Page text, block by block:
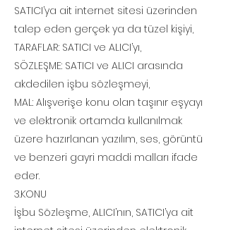
SATICI’ya ait internet sitesi üzerinden
talep eden gerçek ya da tüzel kişiyi,
TARAFLAR: SATICI ve ALICI’yı,
SÖZLEŞME: SATICI ve ALICI arasında
akdedilen işbu sözleşmeyi,
MAL: Alışverişe konu olan taşınır eşyayı
ve elektronik ortamda kullanılmak
üzere hazırlanan yazılım, ses, görüntü
ve benzeri gayri maddi malları ifade
eder.
3.KONU
İşbu Sözleşme, ALICI’nın, SATICI’ya ait